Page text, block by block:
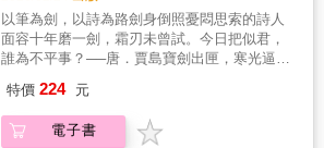
辨識度與實驗精神的詩集，以平實語調書寫家
族悲歌，於抽象與現實之間取得絕佳平衡。儘
管有些現實以文字不容易抵達，但一片赤誠的
作者正是「知道無法抵達，才奮力觸碰它。」
以不世故，故不世出不安於室，詩之教也。我
最愛「使用直白、犀利、冷傲的字句，包裹住
危險的風景、瘋狂的心緒」的那種詩。以不世
決定自費出書。挑了436篇，分成三部:上篇: 談
論國事下篇: 記錄修行中篇: 走過曾經算是為這
趟人間行旅留下了點滴的筆墨足跡◎代理經
銷：白象文化更多精彩內容請見
http://www.pressstore.com.tw/freereading/
以筆為劍，以詩為路劍身倒照憂悶思索的詩人
面容十年磨一劍，霜刃未曾試。今日把似君，
誰為不平事？──唐．賈島寶劍出匣，寒光逼
鋒。在讀書人而言，它是一支無情之筆，文字
如劍花，象徵意志與銳意的流動。人在江湖，
身不由己。寫實派的人道詩人林沈默，繼前衛
特價 224 元
電子書